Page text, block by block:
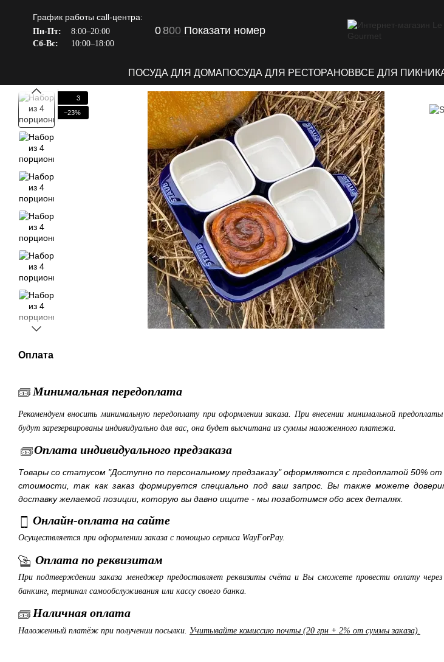
График работы call-центра:
Пн-Пт:
8:00–20:00
Сб-Вс:
10:00–18:00
0800 Показати номер
ПОСУДА ДЛЯ ДОМАПОСУДА ДЛЯ РЕСТОРАНОВВСЕ ДЛЯ
3
−23%
Оплата
Минимальная передоплата
Рекомендуем вносить минимальную передоплату при оформлении заказа. При внесении минимальной
будут зарезервированы индивидуально для вас, она будет высчитана из суммы наложенного платежа.
Оплата индивидуального предзаказа
Товары со статусом "Доступно по персональному предзаказу" оформляются с предоплатой 50% от
стоимости, так как заказ формируется специально под ваш запрос. Вы также можете
доставку желаемой позиции, которую вы давно ищите - мы позаботимся обо всех деталях.
Онлайн-оплата на сайте
Осуществляется при оформлении заказа с помощью сервиса WayForPay.
Оплата по реквизитам
При подтверждении заказа менеджер предоставляет реквизиты счёта и Вы сможете провести оплату через
банкинг, терминал самообслуживания или кассу своего банка.
Наличная оплата
Наложенный платёж при получении посылки. Учитывайте комиссию почты (20 грн + 2% от суммы заказа).